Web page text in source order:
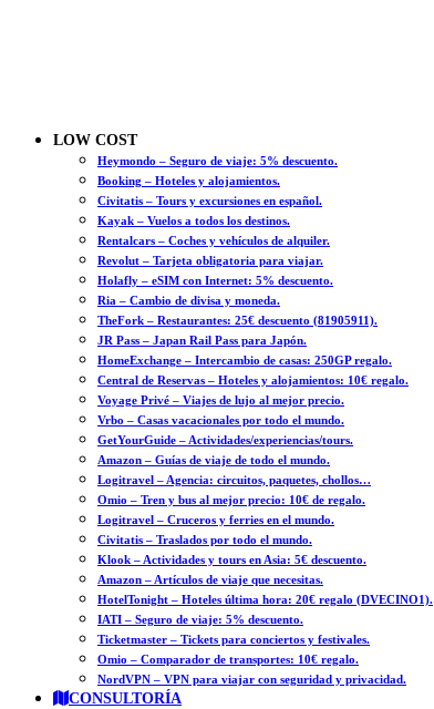
LOW COST
Heymondo – Seguro de viaje: 5% descuento.
Booking – Hoteles y alojamientos.
Civitatis – Tours y excursiones en español.
Kayak – Vuelos a todos los destinos.
Rentalcars – Coches y vehículos de alquiler.
Revolut – Tarjeta obligatoria para viajar.
Holafly – eSIM con Internet: 5% descuento.
Ria – Cambio de divisa y moneda.
TheFork – Restaurantes: 25€ descuento (81905911).
JR Pass – Japan Rail Pass para Japón.
HomeExchange – Intercambio de casas: 250GP regalo.
Central de Reservas – Hoteles y alojamientos: 10€ regalo.
Voyage Privé – Viajes de lujo al mejor precio.
Vrbo – Casas vacacionales por todo el mundo.
GetYourGuide – Actividades/experiencias/tours.
Amazon – Guías de viaje de todo el mundo.
Logitravel – Agencia: circuitos, paquetes, chollos…
Omio – Tren y bus al mejor precio: 10€ de regalo.
Logitravel – Cruceros y ferries en el mundo.
Civitatis – Traslados por todo el mundo.
Klook – Actividades y tours en Asia: 5€ descuento.
Amazon – Artículos de viaje que necesitas.
HotelTonight – Hoteles última hora: 20€ regalo (DVECINO1).
IATI – Seguro de viaje: 5% descuento.
Ticketmaster – Tickets para conciertos y festivales.
Omio – Comparador de transportes: 10€ regalo.
NordVPN – VPN para viajar con seguridad y privacidad.
CONSULTORÍA